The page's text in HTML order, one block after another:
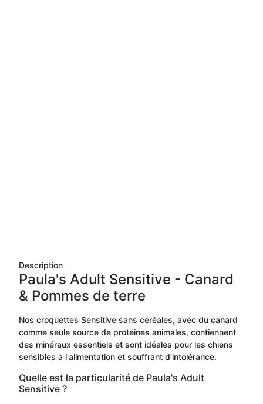
Description
Paula's Adult Sensitive - Canard
& Pommes de terre
Nos croquettes Sensitive sans céréales, avec du canard
comme seule source de protéines animales, contiennent
des minéraux essentiels et sont idéales pour les chiens
sensibles à l'alimentation et souffrant d'intolérance.
Quelle est la particularité de Paula's Adult
Sensitive ?